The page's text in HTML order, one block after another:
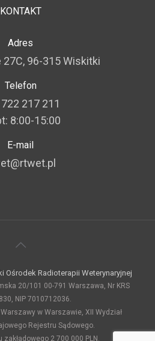
KONTAKT
Adres
96-315 Wiskitki
Telefon
217 211
8:00-15:00
E-mail
Ośrodek Radioterapii Weterynaryjnej
20/101 00-791 Warszawa, Nr KRS
NIP 7010712036.
w Warszawie, XII Wydział
Rejestru Sądowego.
zakładowego 2 700 000 PLN.